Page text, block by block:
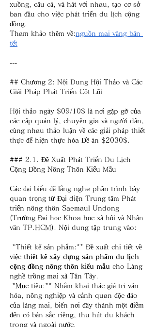
xuồng, câu cá, và hát với nhau, tạo cơ sở
ban đầu cho việc phát triển du lịch cộng
đồng.
Tham khảo thêm về:nguồn mai vàng bán
tết
---
## Chương 2: Nội Dung Hội Thảo và Các
Giải Pháp Phát Triển Cốt Lõi
Hội thảo ngày $09/10$ là nơi gặp gỡ của
các cấp quản lý, chuyên gia và người dân,
cùng nhau thảo luận về các giải pháp thiết
thực để hiện thực hóa Đề án $2030$.
### 2.1. Đề Xuất Phát Triển Du Lịch
Cộng Đồng Nông Thôn Kiểu Mẫu
Các đại biểu đã lắng nghe phần trình bày
quan trọng từ Đại diện Trung tâm Phát
triển nông thôn Saemaul Undong
(Trường Đại học Khoa học xã hội và Nhân
văn TP.HCM). Nội dung tập trung vào:
*Thiết kế sản phẩm:** Đề xuất chi tiết về
việc thiết kế xây dựng sản phẩm du lịch
cộng đồng nông thôn kiểu mẫu cho Làng
nghề trồng mai xã Tân Tây.
*Mục tiêu:** Nhằm khai thác giá trị văn
hóa, nông nghiệp và cảnh quan độc đáo
của làng mai, biến nơi đây thành một điểm
đến có bản sắc riêng, thu hút du khách
trong và ngoài nước.